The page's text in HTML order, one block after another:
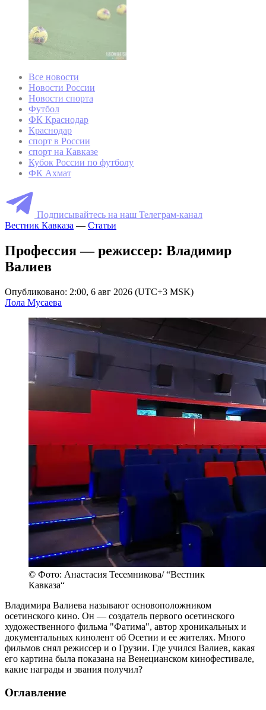
Все новости
Новости России
Новости спорта
Футбол
ФК Краснодар
Краснодар
спорт в России
спорт на Кавказе
Кубок России по футболу
ФК Ахмат
Подписывайтесь на наш Телеграм-канал
Вестник Кавказа — Статьи
Профессия — режиссер: Владимир
Валиев
Опубликовано: 2:00, 6 авг 2026 (UTC+3 MSK)
Лола Мусаева
© Фото: Анастасия Тесемникова/ “Вестник
Кавказа“
Владимира Валиева называют основоположником
осетинского кино. Он — создатель первого осетинского
художественного фильма "Фатима", автор хроникальных и
документальных кинолент об Осетии и ее жителях. Много
фильмов снял режиссер и о Грузии. Где учился Валиев, какая
его картина была показана на Венецианском кинофестивале,
какие награды и звания получил?
Оглавление